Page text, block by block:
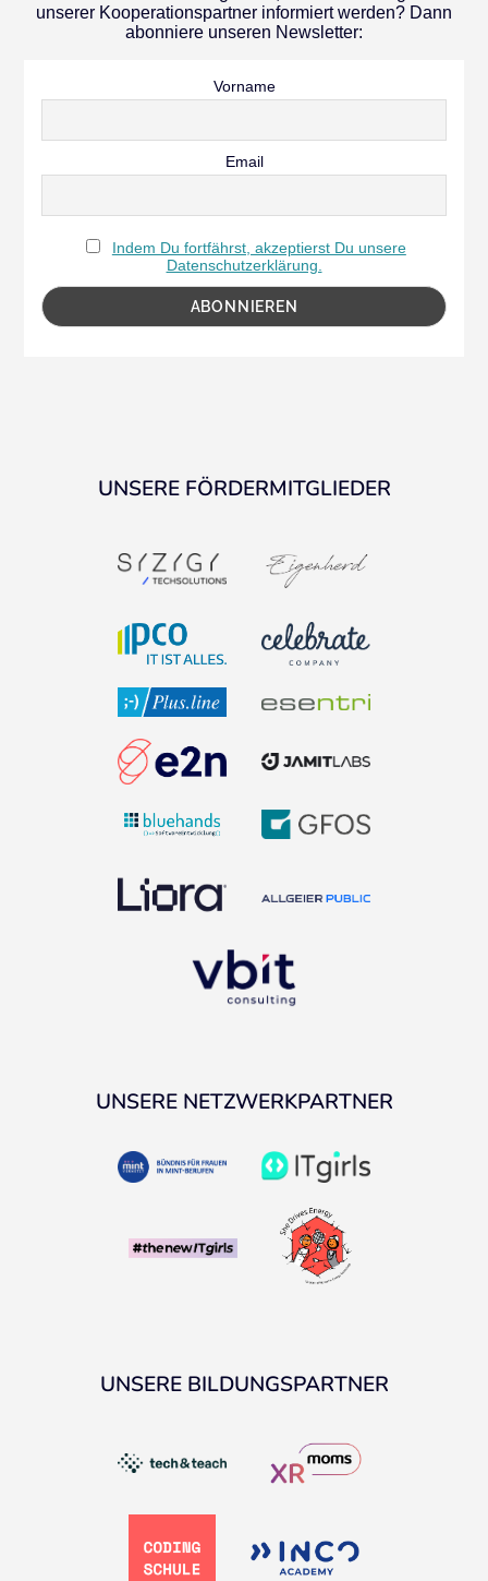
unserer Kooperationspartner informiert werden? Dann
abonniere unseren Newsletter:
Vorname
Email
Indem Du fortfährst, akzeptierst Du unsere
Datenschutzerklärung.
UNSERE FÖRDERMITGLIEDER
UNSERE NETZWERKPARTNER
UNSERE BILDUNGSPARTNER